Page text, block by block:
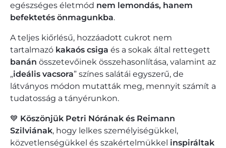
egészséges életmód nem lemondás, hanem
befektetés önmagunkba.
A teljes kiőrlésű, hozzáadott cukrot nem
tartalmazó kakaós csiga és a sokak által rettegett
banán összetevőinek összehasonlítása, valamint az
„ideális vacsora” színes salátái egyszerű, de
látványos módon mutatták meg, mennyit számít a
tudatosság a tányérunkon.
💙 Köszönjük Petri Nórának és Reimann
Szilviának, hogy lelkes személyiségükkel,
közvetlenségükkel és szakértelmükkel inspiráltak